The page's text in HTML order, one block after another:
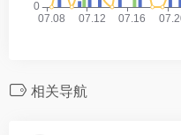
相关导航